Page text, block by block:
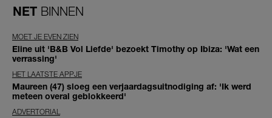
NET BINNEN
MOET JE EVEN ZIEN
Eline uit 'B&B Vol Liefde' bezoekt Timothy op Ibiza: 'Wat een
verrassing'
HET LAATSTE APPJE
Maureen (47) sloeg een verjaardagsuitnodiging af: 'Ik werd
meteen overal geblokkeerd'
ADVERTORIAL